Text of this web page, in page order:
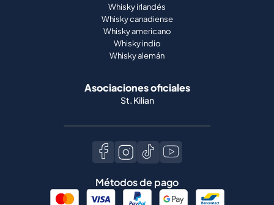
Whisky irlandés
Whisky canadiense
Whisky americano
Whisky indio
Whisky alemán
Asociaciones oficiales
St. Kilian
Métodos de pago